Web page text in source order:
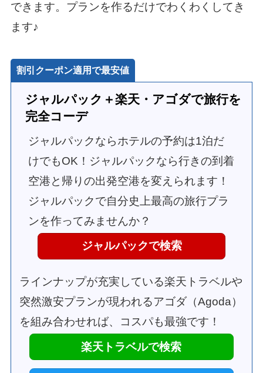
できます。プランを作るだけでわくわくしてき
ます♪
割引クーポン適用で最安値
ジャルパック＋楽天・アゴダで旅行を
完全コーデ
ジャルパックならホテルの予約は1泊だ
けでもOK！ジャルパックなら行きの到着
空港と帰りの出発空港を変えられます！
ジャルパックで自分史上最高の旅行プラ
ンを作ってみませんか？
ジャルパックで検索
ラインナップが充実している楽天トラベルや
突然激安プランが現われるアゴダ（Agoda）
を組み合わせれば、コスパも最強です！
楽天トラベルで検索